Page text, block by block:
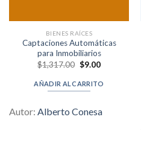
BIENES RAÍCES
Captaciones Automáticas
para Inmobiliarios
$1,317.00 Original
was:
$1,317.00.
$9.00Current
is:
$9.00.
AÑADIR AL CARRITO
Autor: Alberto Conesa